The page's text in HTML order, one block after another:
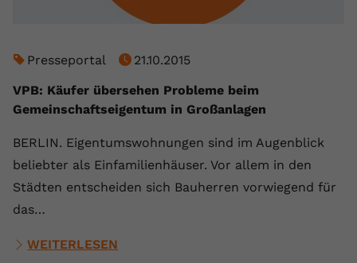
Presseportal
21.10.2015
VPB: Käufer übersehen Probleme beim
Gemeinschaftseigentum in Großanlagen
BERLIN. Eigentumswohnungen sind im Augenblick
beliebter als Einfamilienhäuser. Vor allem in den
Städten entscheiden sich Bauherren vorwiegend für
das…
WEITERLESEN